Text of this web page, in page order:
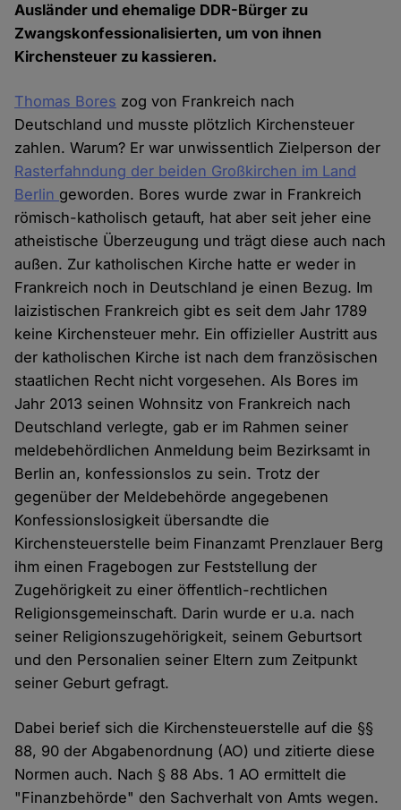
Ausländer und ehemalige DDR-Bürger zu
Zwangskonfessionalisierten, um von ihnen
Kirchensteuer zu kassieren.
Thomas Bores zog von Frankreich nach
Deutschland und musste plötzlich Kirchensteuer
zahlen. Warum? Er war unwissentlich Zielperson der
Rasterfahndung der beiden Großkirchen im Land
Berlin geworden. Bores wurde zwar in Frankreich
römisch-katholisch getauft, hat aber seit jeher eine
atheistische Überzeugung und trägt diese auch nach
außen. Zur katholischen Kirche hatte er weder in
Frankreich noch in Deutschland je einen Bezug. Im
laizistischen Frankreich gibt es seit dem Jahr 1789
keine Kirchensteuer mehr. Ein offizieller Austritt aus
der katholischen Kirche ist nach dem französischen
staatlichen Recht nicht vorgesehen. Als Bores im
Jahr 2013 seinen Wohnsitz von Frankreich nach
Deutschland verlegte, gab er im Rahmen seiner
meldebehördlichen Anmeldung beim Bezirksamt in
Berlin an, konfessionslos zu sein. Trotz der
gegenüber der Meldebehörde angegebenen
Konfessionslosigkeit übersandte die
Kirchensteuerstelle beim Finanzamt Prenzlauer Berg
ihm einen Fragebogen zur Feststellung der
Zugehörigkeit zu einer öffentlich-rechtlichen
Religionsgemeinschaft. Darin wurde er u.a. nach
seiner Religionszugehörigkeit, seinem Geburtsort
und den Personalien seiner Eltern zum Zeitpunkt
seiner Geburt gefragt.
Dabei berief sich die Kirchensteuerstelle auf die §§
88, 90 der Abgabenordnung (AO) und zitierte diese
Normen auch. Nach § 88 Abs. 1 AO ermittelt die
"Finanzbehörde" den Sachverhalt von Amts wegen.